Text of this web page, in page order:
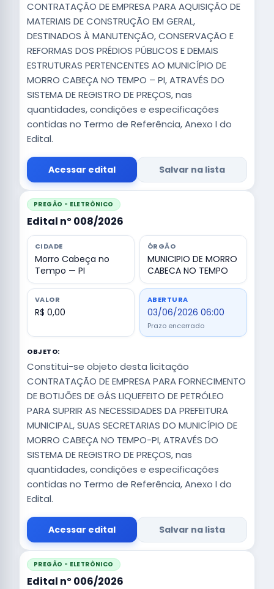
CONTRATAÇÃO DE EMPRESA PARA AQUISIÇÃO DE
MATERIAIS DE CONSTRUÇÃO EM GERAL,
DESTINADOS À MANUTENÇÃO, CONSERVAÇÃO E
REFORMAS DOS PRÉDIOS PÚBLICOS E DEMAIS
ESTRUTURAS PERTENCENTES AO MUNICÍPIO DE
MORRO CABEÇA NO TEMPO – PI, ATRAVÉS DO
SISTEMA DE REGISTRO DE PREÇOS, nas
quantidades, condições e especificações
contidas no Termo de Referência, Anexo I do
Edital.
Acessar edital Salvar na lista
PREGÃO - ELETRÔNICO
Edital nº 008/2026
CIDADE
Morro Cabeça no
Tempo — PI
ÓRGÃO
MUNICIPIO DE MORRO
CABECA NO TEMPO
VALOR
R$ 0,00
ABERTURA
03/06/2026 06:00
Prazo encerrado
OBJETO:
Constitui-se objeto desta licitação
CONTRATAÇÃO DE EMPRESA PARA FORNECIMENTO
DE BOTIJÕES DE GÁS LIQUEFEITO DE PETRÓLEO
PARA SUPRIR AS NECESSIDADES DA PREFEITURA
MUNICIPAL, SUAS SECRETARIAS DO MUNICÍPIO DE
MORRO CABEÇA NO TEMPO-PI, ATRAVÉS DO
SISTEMA DE REGISTRO DE PREÇOS, nas
quantidades, condições e especificações
contidas no Termo de Referência, Anexo I do
Edital.
Acessar edital Salvar na lista
PREGÃO - ELETRÔNICO
Edital nº 006/2026